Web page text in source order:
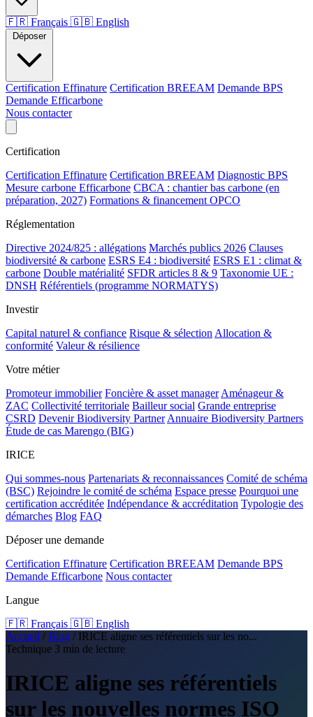
🇫🇷 Français 🇬🇧 English
Déposer
Certification Effinature Certification BREEAM Demande BPS
Demande Efficarbone
Nous contacter
Certification
Certification Effinature Certification BREEAM Diagnostic BPS
Mesure carbone Efficarbone CBCA : chantier bas carbone (en
préparation, 2027) Formations & financement OPCO
Réglementation
Directive 2024/825 : allégations Marchés publics 2026 Clauses
biodiversité & carbone ESRS E4 : biodiversité ESRS E1 : climat &
carbone Double matérialité SFDR articles 8 & 9 Taxonomie UE :
DNSH Référentiels (programme NORMATYS)
Investir
Capital naturel & confiance Risque & sélection Allocation &
conformité Valeur & résilience
Votre métier
Promoteur immobilier Foncière & asset manager Aménageur &
ZAC Collectivité territoriale Bailleur social Grande entreprise
CSRD Devenir Biodiversity Partner Annuaire Biodiversity Partners
Étude de cas Marengo (BIG)
IRICE
Qui sommes-nous Partenariats & reconnaissances Comité de schéma
(BSC) Rejoindre le comité de schéma Espace presse Pourquoi une
certification accréditée Indépendance & accréditation Typologie des
démarches Blog FAQ
Déposer une demande
Certification Effinature Certification BREEAM Demande BPS
Demande Efficarbone Nous contacter
Langue
🇫🇷 Français 🇬🇧 English
Accueil / Blog / IRICE aligne ses référentiels sur les no...
Technique 3 min de lecture
IRICE aligne ses référentiels
sur les nouvelles normes ISO